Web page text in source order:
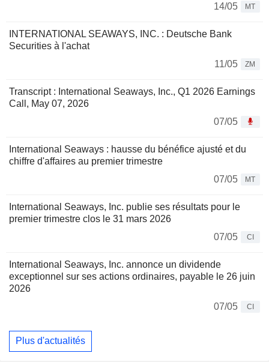
14/05
MT
INTERNATIONAL SEAWAYS, INC. : Deutsche Bank
Securities à l'achat
11/05
ZM
Transcript : International Seaways, Inc., Q1 2026 Earnings
Call, May 07, 2026
07/05
International Seaways : hausse du bénéfice ajusté et du
chiffre d'affaires au premier trimestre
07/05
MT
International Seaways, Inc. publie ses résultats pour le
premier trimestre clos le 31 mars 2026
07/05
CI
International Seaways, Inc. annonce un dividende
exceptionnel sur ses actions ordinaires, payable le 26 juin
2026
07/05
CI
Plus d'actualités